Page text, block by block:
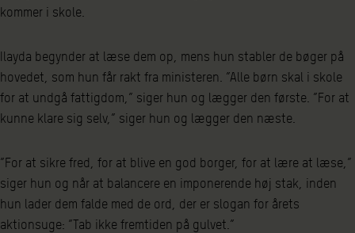
kommer i skole.
Ilayda begynder at læse dem op, mens hun stabler de bøger på
hovedet, som hun får rakt fra ministeren. ”Alle børn skal i skole
for at undgå fattigdom,” siger hun og lægger den første. ”For at
kunne klare sig selv,” siger hun og lægger den næste.
”For at sikre fred, for at blive en god borger, for at lære at læse,”
siger hun og når at balancere en imponerende høj stak, inden
hun lader dem falde med de ord, der er slogan for årets
aktionsuge: ”Tab ikke fremtiden på gulvet.”